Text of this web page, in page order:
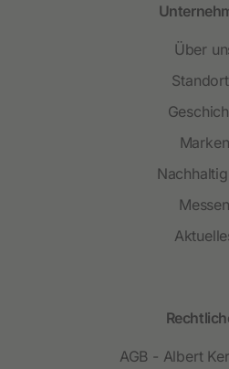
Über
Marken
Messen
AGB - Albert